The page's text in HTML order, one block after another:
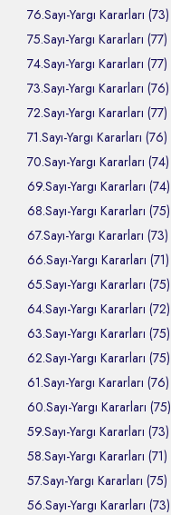
76.Sayı-Yargı Kararları (73)
75.Sayı-Yargı Kararları (77)
74.Sayı-Yargı Kararları (77)
73.Sayı-Yargı Kararları (76)
72.Sayı-Yargı Kararları (77)
71.Sayı-Yargı Kararları (76)
70.Sayı-Yargı Kararları (74)
69.Sayı-Yargı Kararları (74)
68.Sayı-Yargı Kararları (75)
67.Sayı-Yargı Kararları (73)
66.Sayı-Yargı Kararları (71)
65.Sayı-Yargı Kararları (75)
64.Sayı-Yargı Kararları (72)
63.Sayı-Yargı Kararları (75)
62.Sayı-Yargı Kararları (75)
61.Sayı-Yargı Kararları (76)
60.Sayı-Yargı Kararları (75)
59.Sayı-Yargı Kararları (73)
58.Sayı-Yargı Kararları (71)
57.Sayı-Yargı Kararları (75)
56.Sayı-Yargı Kararları (73)